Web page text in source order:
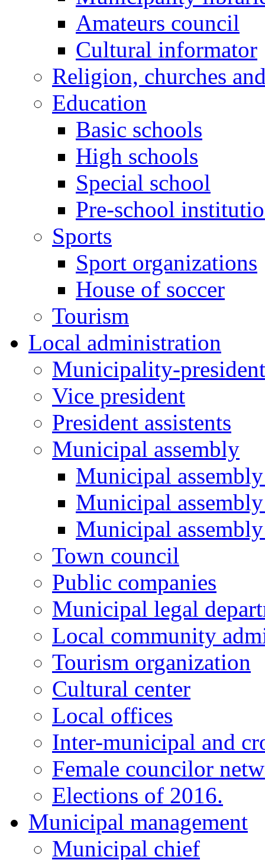
Amateurs council
Cultural informator
Religion, churches
Education
Basic schools
High schools
Special school
Pre-school
Sports
Sport organizations
House of soccer
Tourism
Local administration
Municipality-president
Vice president
President assistents
Municipal assembly
Municipal
Municipal
Municipal
Town council
Public companies
Municipal legal
Local community
Tourism organization
Cultural center
Local offices
Inter-municipal and
Female councilor
Elections of 2016.
Municipal management
Municipal chief